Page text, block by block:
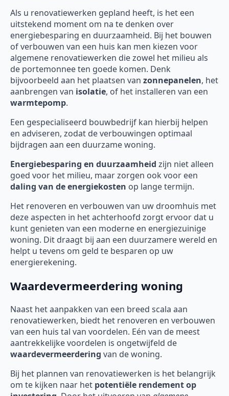
Als u renovatiewerken gepland heeft, is het een
uitstekend moment om na te denken over
energiebesparing en duurzaamheid. Bij het bouwen
of verbouwen van een huis kan men kiezen voor
algemene renovatiewerken die zowel het milieu als
de portemonnee ten goede komen. Denk
bijvoorbeeld aan het plaatsen van zonnepanelen, het
aanbrengen van isolatie, of het installeren van een
warmtepomp.
Een gespecialiseerd bouwbedrijf kan hierbij helpen
en adviseren, zodat de verbouwingen optimaal
bijdragen aan een duurzame woning.
Energiebesparing en duurzaamheid zijn niet alleen
goed voor het milieu, maar zorgen ook voor een
daling van de energiekosten op lange termijn.
Het renoveren en verbouwen van uw droomhuis met
deze aspecten in het achterhoofd zorgt ervoor dat u
kunt genieten van een moderne en energiezuinige
woning. Dit draagt bij aan een duurzamere wereld en
helpt u tevens om geld te besparen op uw
energierekening.
Waardevermeerdering woning
Naast het aanpakken van een breed scala aan
renovatiewerken, biedt het renoveren en verbouwen
van een huis tal van voordelen. Eén van de meest
aantrekkelijke voordelen is ongetwijfeld de
waardevermeerdering van de woning.
Bij het plannen van renovatiewerken is het belangrijk
om te kijken naar het potentiële rendement op